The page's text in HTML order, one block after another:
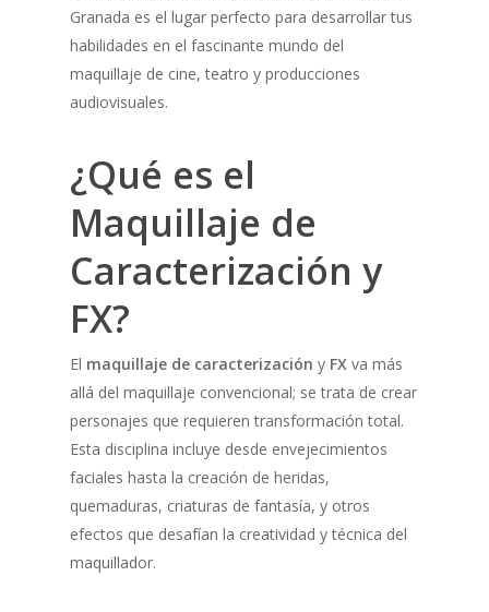
Granada es el lugar perfecto para desarrollar tus
habilidades en el fascinante mundo del
maquillaje de cine, teatro y producciones
audiovisuales.
¿Qué es el
Maquillaje de
Caracterización y
FX?
El maquillaje de caracterización y FX va más
allá del maquillaje convencional; se trata de crear
personajes que requieren transformación total.
Esta disciplina incluye desde envejecimientos
faciales hasta la creación de heridas,
quemaduras, criaturas de fantasía, y otros
efectos que desafían la creatividad y técnica del
maquillador.